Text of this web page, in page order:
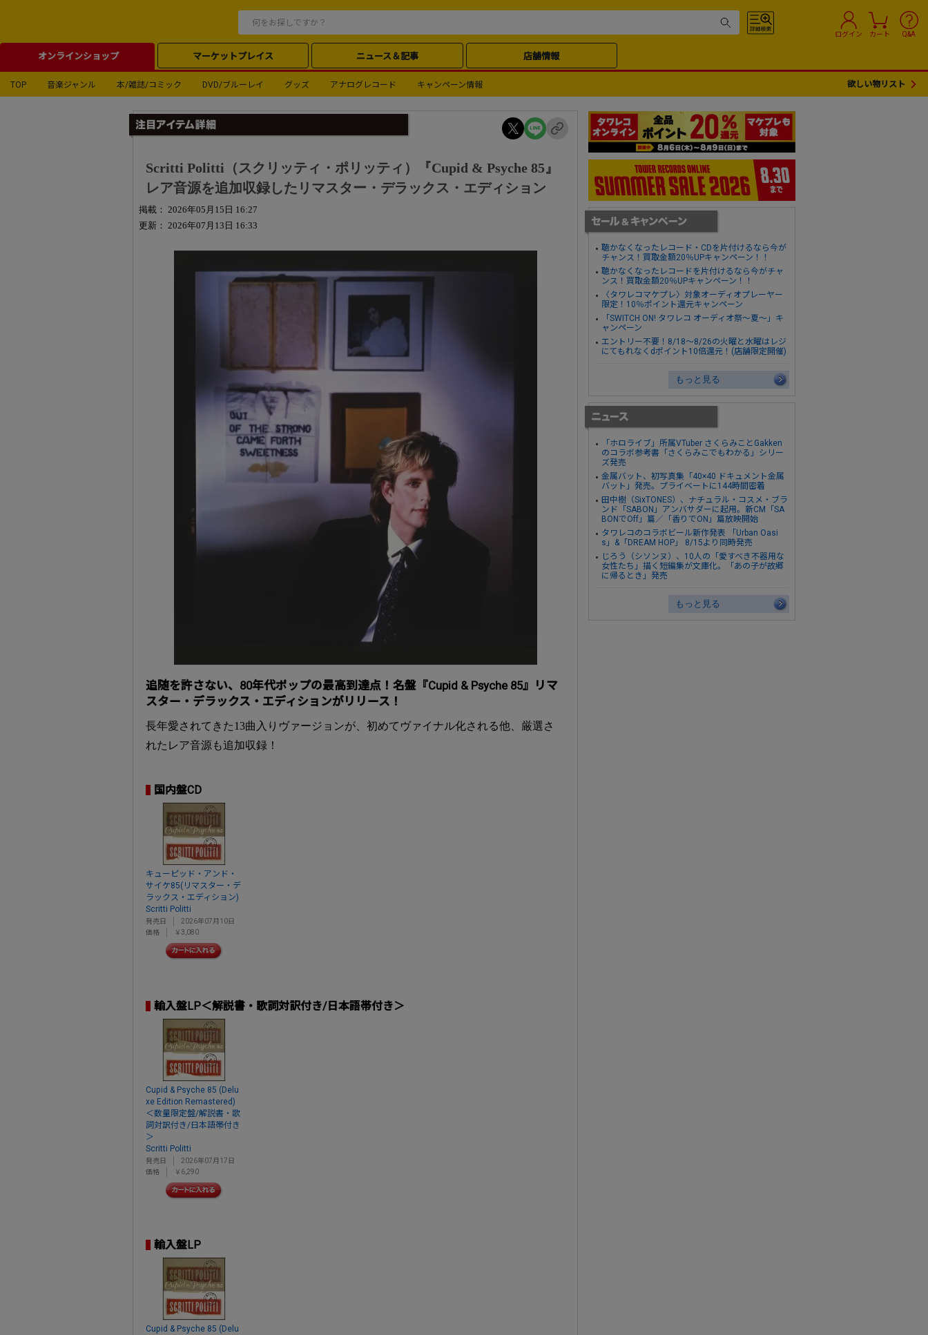
ログイン カート Q&A
オンラインショップ マーケットプレイス ニュース＆記事 店舗情報
TOP 音楽ジャンル 本/雑誌/コミック DVD/ブルーレイ グッズ アナログレコード キャンペーン情報 欲しい物リスト
Scritti Politti（スクリッティ・ポリッティ）『Cupid & Psyche 85』
レア音源を追加収録したリマスター・デラックス・エディション
掲載： 2026年05月15日 16:27
更新： 2026年07月13日 16:33
追随を許さない、80年代ポップの最高到達点！名盤『Cupid & Psyche 85』リマ
スター・デラックス・エディションがリリース！
長年愛されてきた13曲入りヴァージョンが、初めてヴァイナル化される他、厳選さ
れたレア音源も追加収録！
国内盤CD
キューピッド・アンド・
サイケ85(リマスター・デ
ラックス・エディション)
Scritti Politti
発売日
2026年07月10日
価格
￥3,080
輸入盤LP＜解説書・歌詞対訳付き/日本語帯付き＞
Cupid & Psyche 85 (Delu
xe Edition Remastered)
＜数量限定盤/解説書・歌
詞対訳付き/日本語帯付き
＞
Scritti Politti
発売日
2026年07月17日
価格
￥6,290
輸入盤LP
Cupid & Psyche 85 (Delu
聴かなくなったレコード・CDを片付けるなら今が
チャンス！買取金額20％UPキャンペーン！！
聴かなくなったレコードを片付けるなら今がチャ
ンス！買取金額20％UPキャンペーン！！
〈タワレコマケプレ〉対象オーディオプレーヤー
限定！10％ポイント還元キャンペーン
「SWITCH ON! タワレコ オーディオ祭～夏～」キ
ャンペーン
エントリー不要！8/18～8/26の火曜と水曜はレジ
にてもれなくdポイント10倍還元！(店舗限定開催)
もっと見る
「ホロライブ」所属VTuber さくらみことGakken
のコラボ参考書「さくらみこでもわかる」シリー
ズ発売
金属バット、初写真集「40×40 ドキュメント金属
バット」発売。プライベートに144時間密着
田中樹（SixTONES）、ナチュラル・コスメ・ブラ
ンド「SABON」アンバサダーに起用。新CM「SA
BONでOff」篇／「香りでON」篇放映開始
タワレコのコラボビール新作発表 「Urban Oasi
s」&「DREAM HOP」 8/15より同時発売
じろう（シソンヌ）、10人の「愛すべき不器用な
女性たち」描く短編集が文庫化。「あの子が故郷
に帰るとき」発売
もっと見る